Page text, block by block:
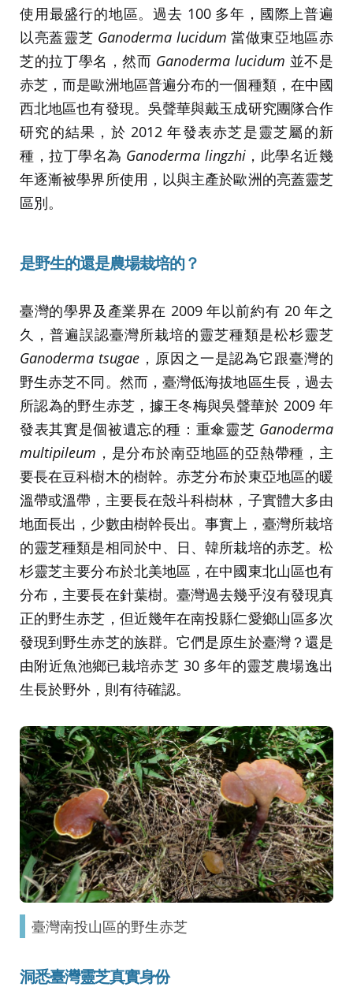
使用最盛行的地區。過去 100 多年，國際上普遍
以亮蓋靈芝 Ganoderma lucidum 當做東亞地區赤
芝的拉丁學名，然而 Ganoderma lucidum 並不是
赤芝，而是歐洲地區普遍分布的一個種類，在中國
西北地區也有發現。吳聲華與戴玉成研究團隊合作
研究的結果，於 2012 年發表赤芝是靈芝屬的新
種，拉丁學名為 Ganoderma lingzhi，此學名近幾
年逐漸被學界所使用，以與主產於歐洲的亮蓋靈芝
區別。
是野生的還是農場栽培的？
臺灣的學界及產業界在 2009 年以前約有 20 年之
久，普遍誤認臺灣所栽培的靈芝種類是松杉靈芝
Ganoderma tsugae，原因之一是認為它跟臺灣的
野生赤芝不同。然而，臺灣低海拔地區生長，過去
所認為的野生赤芝，據王冬梅與吳聲華於 2009 年
發表其實是個被遺忘的種：重傘靈芝 Ganoderma
multipileum ，是分布於南亞地區的亞熱帶種，主
要長在豆科樹木的樹幹。赤芝分布於東亞地區的暖
溫帶或溫帶，主要長在殼斗科樹林，子實體大多由
地面長出，少數由樹幹長出。事實上，臺灣所栽培
的靈芝種類是相同於中、日、韓所栽培的赤芝。松
杉靈芝主要分布於北美地區，在中國東北山區也有
分布，主要長在針葉樹。臺灣過去幾乎沒有發現真
正的野生赤芝，但近幾年在南投縣仁愛鄉山區多次
發現到野生赤芝的族群。它們是原生於臺灣？還是
由附近魚池鄉已栽培赤芝 30 多年的靈芝農場逸出
生長於野外，則有待確認。
臺灣南投山區的野生赤芝
洞悉臺灣靈芝真實身份